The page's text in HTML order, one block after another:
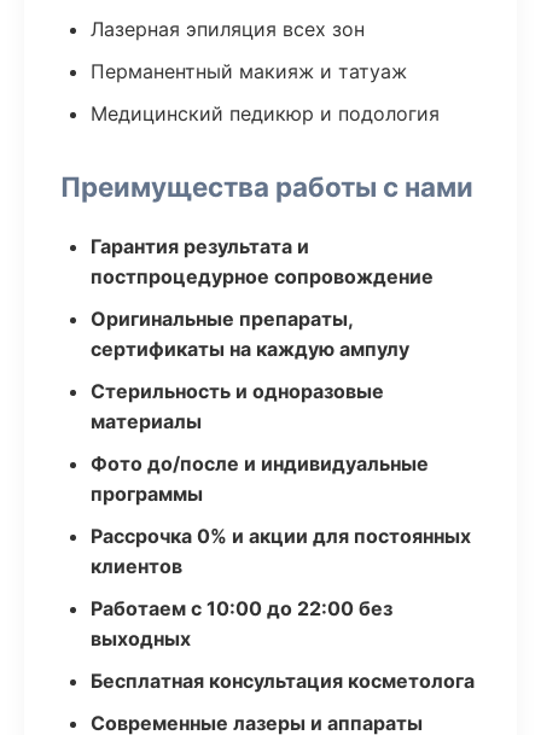
Лазерная эпиляция всех зон
Перманентный макияж и татуаж
Медицинский педикюр и подология
Преимущества работы с нами
Гарантия результата и
постпроцедурное сопровождение
Оригинальные препараты,
сертификаты на каждую ампулу
Стерильность и одноразовые
материалы
Фото до/после и индивидуальные
программы
Рассрочка 0% и акции для постоянных
клиентов
Работаем с 10:00 до 22:00 без
выходных
Бесплатная консультация косметолога
Современные лазеры и аппараты